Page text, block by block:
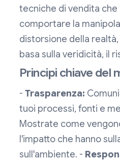
tecniche di vendita che
comportare la
distorsione della
basa sulla veridicità, il
Principi chiave del
- Trasparenza:
tuoi processi, fonti e
Mostrate come
l'impatto che hanno
sull'ambiente. -